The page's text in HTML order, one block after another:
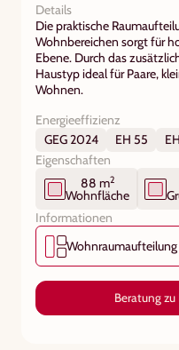
Details
Die praktische
Wohnbereichen sorgt für
Ebene. Durch das
Haustyp ideal für Paare,
Wohnen.
Energieeffizienz
GEG 2024
EH 55
Eigenschaften
88 m2
Wohnfläche
Informationen
Wohnraumaufteilung
Beratung